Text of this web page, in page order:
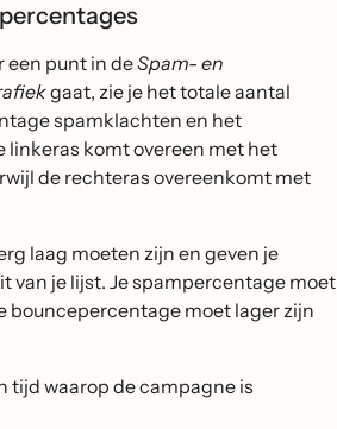
een punt in deSpam- en
gaat, zie je het totale aantal
spamklachten en het
linkeras komt overeen met het
de rechteras overeenkomt met
laag moeten zijn en geven je
van je lijst. Je spampercentage moet
bouncepercentage moet lager zijn
tijd waarop de campagne is